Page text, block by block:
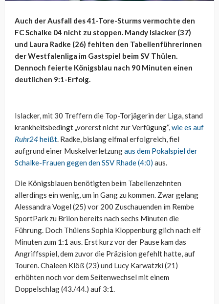
Auch der Ausfall des 41-Tore-Sturms vermochte den
FC Schalke 04 nicht zu stoppen. Mandy Islacker (37)
und Laura Radke (26) fehlten den Tabellenführerinnen
der Westfalenliga im Gastspiel beim SV Thülen.
Dennoch feierte Königsblau nach 90 Minuten einen
deutlichen 9:1-Erfolg.
Islacker, mit 30 Treffern die Top-Torjägerin der Liga, stand
krankheitsbedingt „vorerst nicht zur Verfügung“,wie es auf
Ruhr24heißt. Radke, bislang elfmal erfolgreich, fiel
aufgrund einer Muskelverletzungaus dem Pokalspiel der
Schalke-Frauen gegen den SSV Rhade (4:0) aus.
Die Königsblauen benötigten beim Tabellenzehnten
allerdings ein wenig, um in Gang zu kommen. Zwar gelang
Alessandra Vogel (25) vor 200 Zuschauenden im Rembe
SportPark zu Brilon bereits nach sechs Minuten die
Führung. Doch Thülens Sophia Kloppenburg glich nach elf
Minuten zum 1:1 aus. Erst kurz vor der Pause kam das
Angriffsspiel, dem zuvor die Präzision gefehlt hatte, auf
Touren. Chaleen Klöß (23) und Lucy Karwatzki (21)
erhöhten noch vor dem Seitenwechsel mit einem
Doppelschlag (43./44.) auf 3:1.